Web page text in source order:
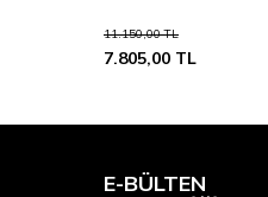
11.150,00TL
7.805,00 TL
E-BÜLTEN